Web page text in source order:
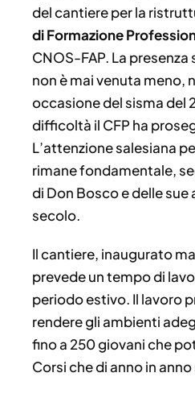
del cantiere per la
di Formazione
CNOS-FAP. La
non è mai venuta meno,
occasione del sisma del
difficoltà il CFP ha
L’attenzione salesiana
rimane fondamentale,
di Don Bosco e delle sue
secolo.
Il cantiere, inaugurato
prevede un tempo di
periodo estivo. Il lavoro
rendere gli ambienti
fino a 250 giovani che
Corsi che di anno in